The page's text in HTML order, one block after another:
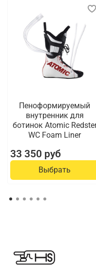
Пеноформируемый
внутренник для
ботинок Atomic
WC Foam Liner
33 350 руб
Выбрать